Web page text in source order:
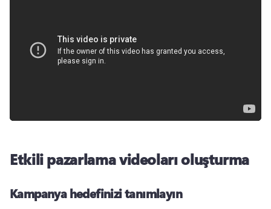
Etkili pazarlama videoları oluşturma
Kampanya hedefinizi tanımlayın